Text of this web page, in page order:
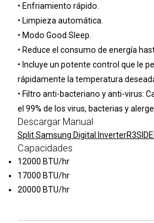
• Enfriamiento rápido.
• Limpieza automática.
• Modo Good Sleep.
• Reduce el consumo de energía
• Incluye un potente control que le
rápidamente la temperatura
• Filtro anti-bacteriano y anti-virus:
el 99% de los virus, bacterias y
Descargar Manual
Split Samsung Digital
Capacidades
12000 BTU/hr
17000 BTU/hr
20000 BTU/hr